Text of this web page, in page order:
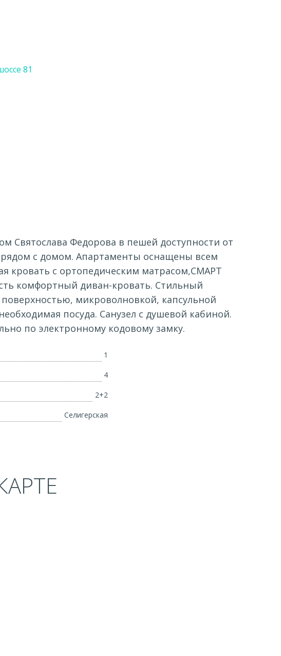
Святослава Федорова в пешей доступности от
рядом с домом. Апартаменты оснащены всем
кровать с ортопедическим матрасом,СМАРТ
комфортный диван-кровать. Стильный
микроволновкой, капсульной
посуда. Санузел с душевой кабиной.
по электронному кодовому замку.
1
4
2+2
Селигерская